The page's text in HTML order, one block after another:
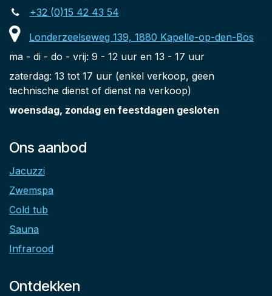
+32 (0)15 42 43 54
Londerzeelseweg 139, 1880 Kapelle-op-den-Bos
ma - di - do - vrij: 9 - 12 uur en 13 - 17 uur
zaterdag: 13 tot 17 uur (enkel verkoop, geen
technische dienst of dienst na verkoop)
woensdag, zondag en feestdagen gesloten
Ons aanbod
Jacuzzi
Zwemspa
Cold tub
Sauna
Infrarood
Ontdekken